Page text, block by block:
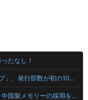
たなし！
かつて650万部を誇った「週刊少年ジャンプ」、発行部数が初の100万部割れ
パソコン大手３社（HP、ASUS、Acer） 中国製メモリーの採用を開始